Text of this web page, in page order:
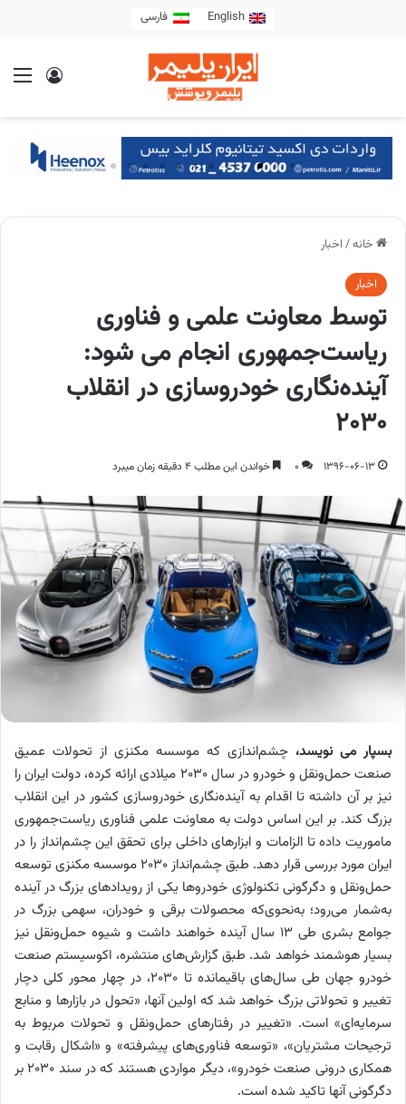
English فارسی
خانه/ اخبار
اخبار
توسط معاونت علمی و فناوری
ریاست‌جمهوری انجام می شود:
آینده‌نگاری خودروسازی در انقلاب
۲۰۳۰
1396-06-13
0 خواندن این مطلب 4 دقیقه زمان میبرد
بسپار می نویسد، چشم‌اندازی که موسسه مکنزی از تحولات عمیق
صنعت حمل‌و‌نقل و خودرو در سال ۲۰۳۰ میلادی ارائه کرده، دولت ایران را
نیز بر آن داشته تا اقدام به آینده‌نگاری خودروسازی کشور در این انقلاب
بزرگ کند. بر این اساس دولت به معاونت علمی فناوری ریاست‌جمهوری
ماموریت داده تا الزامات و ابزارهای داخلی برای تحقق این چشم‌انداز را در
ایران مورد بررسی قرار دهد.
طبق چشم‌انداز 2030 موسسه مکنزی توسعه
حمل‌و‌نقل و دگرگونی تکنولوژی خودروها یکی از رویدادهای بزرگ در آینده
به‌شمار می‌رود؛ به‌نحوی‌که محصولات برقی و خودران، سهمی بزرگ در
جوامع بشری طی 13 سال آینده خواهند داشت و شیوه حمل‌و‌نقل نیز
بسیار هوشمند خواهد شد. طبق گزارش‌های منتشره، اکوسیستم صنعت
خودرو جهان طی سال‌های باقیمانده تا 2030، در چهار محور کلی دچار
تغییر و تحولاتی بزرگ خواهد شد که اولین آنها، «تحول در بازارها و منابع
سرمایه‌ای» است. «تغییر در رفتارهای حمل‌و‌نقل و تحولات مربوط به
ترجیحات مشتریان»، «توسعه فناوری‌های پیشرفته» و «اشکال رقابت و
همکاری درونی صنعت خودرو»، دیگر مواردی هستند که در سند 2030 بر
دگرگونی آنها تاکید شده است.